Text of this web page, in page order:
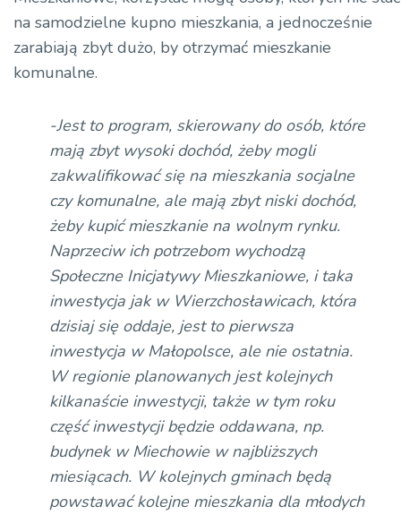
na samodzielne kupno mieszkania, a jednocześnie
zarabiają zbyt dużo, by otrzymać mieszkanie
komunalne.
-Jest to program, skierowany do osób, które
mają zbyt wysoki dochód, żeby mogli
zakwalifikować się na mieszkania socjalne
czy komunalne, ale mają zbyt niski dochód,
żeby kupić mieszkanie na wolnym rynku.
Naprzeciw ich potrzebom wychodzą
Społeczne Inicjatywy Mieszkaniowe, i taka
inwestycja jak w Wierzchosławicach, która
dzisiaj się oddaje, jest to pierwsza
inwestycja w Małopolsce, ale nie ostatnia.
W regionie planowanych jest kolejnych
kilkanaście inwestycji, także w tym roku
część inwestycji będzie oddawana, np.
budynek w Miechowie w najbliższych
miesiącach. W kolejnych gminach będą
powstawać kolejne mieszkania dla młodych